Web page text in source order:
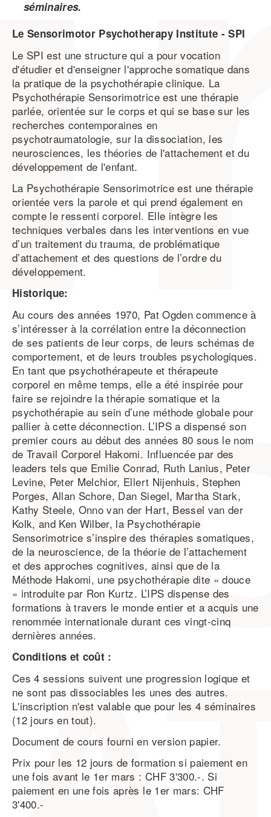
séminaires.
Le Sensorimotor Psychotherapy Institute - SPI
Le SPI est une structure qui a pour vocation
d'étudier et d'enseigner l'approche somatique dans
la pratique de la psychothérapie clinique. La
Psychothérapie Sensorimotrice est une thérapie
parlée, orientée sur le corps et qui se base sur les
recherches contemporaines en
psychotraumatologie, sur la dissociation, les
neurosciences, les théories de l'attachement et du
développement de l'enfant.
La Psychothérapie Sensorimotrice est une thérapie
orientée vers la parole et qui prend également en
compte le ressenti corporel. Elle intègre les
techniques verbales dans les interventions en vue
d’un traitement du trauma, de problématique
d’attachement et des questions de l’ordre du
développement.
Historique:
Au cours des années 1970, Pat Ogden commence à
s’intéresser à la corrélation entre la déconnection
de ses patients de leur corps, de leurs schémas de
comportement, et de leurs troubles psychologiques.
En tant que psychothérapeute et thérapeute
corporel en même temps, elle a été inspirée pour
faire se rejoindre la thérapie somatique et la
psychothérapie au sein d’une méthode globale pour
pallier à cette déconnection. L’IPS a dispensé son
premier cours au début des années 80 sous le nom
de Travail Corporel Hakomi. Influencée par des
leaders tels que Emilie Conrad, Ruth Lanius, Peter
Levine, Peter Melchior, Ellert Nijenhuis, Stephen
Porges, Allan Schore, Dan Siegel, Martha Stark,
Kathy Steele, Onno van der Hart, Bessel van der
Kolk, and Ken Wilber, la Psychothérapie
Sensorimotrice s’inspire des thérapies somatiques,
de la neuroscience, de la théorie de l’attachement
et des approches cognitives, ainsi que de la
Méthode Hakomi, une psychothérapie dite « douce
» introduite par Ron Kurtz. L’IPS dispense des
formations à travers le monde entier et a acquis une
renommée internationale durant ces vingt-cinq
dernières années.
Conditions et coût :
Ces 4 sessions suivent une progression logique et
ne sont pas dissociables les unes des autres.
L'inscription n'est valable que pour les 4 séminaires
(12 jours en tout).
Document de cours fourni en version papier.
Prix pour les 12 jours de formation si paiement en
une fois avant le 1er mars : CHF 3'300.-. Si
paiement en une fois après le 1er mars: CHF
3'400.-